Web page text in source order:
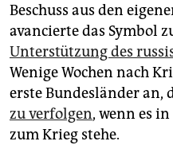
Beschuss aus den
avancierte das Symbol
Unterstützung des
Wenige Wochen nach
erste Bundesländer an,
zu verfolgen, wenn es
zum Krieg stehe.